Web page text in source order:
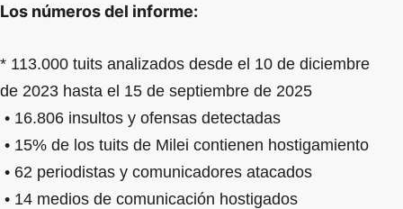
Los números del informe:
* 113.000 tuits analizados desde el 10 de diciembre
de 2023 hasta el 15 de septiembre de 2025
• 16.806 insultos y ofensas detectadas
• 15% de los tuits de Milei contienen hostigamiento
• 62 periodistas y comunicadores atacados
• 14 medios de comunicación hostigados